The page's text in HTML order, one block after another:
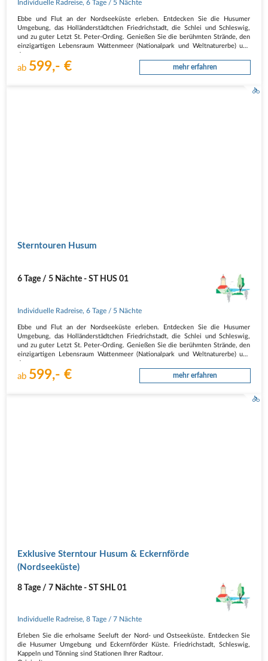
Individuelle Radreise,6 Tage / 5 Nächte
Ebbe und Flut an der Nordseeküste erleben. Entdecken Sie die Husumer
Umgebung, das Holländerstädtchen Friedrichstadt, die Schlei und Schleswig,
und zu guter Letzt St. Peter-Ording. Genießen Sie die berühmten Strände, den
einzigartigen Lebensraum Wattenmeer (Nationalpark und Weltnaturerbe) und
ab 599,- € mehr erfahren
Sterntouren Husum
6 Tage / 5 Nächte - ST HUS 01
Individuelle Radreise,6 Tage / 5 Nächte
Ebbe und Flut an der Nordseeküste erleben. Entdecken Sie die Husumer
Umgebung, das Holländerstädtchen Friedrichstadt, die Schlei und Schleswig,
und zu guter Letzt St. Peter-Ording. Genießen Sie die berühmten Strände, den
einzigartigen Lebensraum Wattenmeer (Nationalpark und Weltnaturerbe) und
ab 599,- € mehr erfahren
Exklusive Sterntour Husum & Eckernförde
(Nordseeküste)
8 Tage / 7 Nächte - ST SHL 01
Individuelle Radreise,8 Tage / 7 Nächte
Erleben Sie die erholsame Seeluft der Nord- und Ostseeküste. Entdecken Sie
die Husumer Umgebung und Eckernförder Küste. Friedrichstadt, Schleswig,
Kappeln und Tönning sind Stationen Ihrer Radtour.